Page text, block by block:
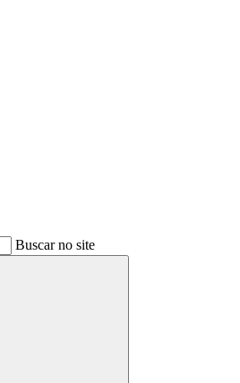
Buscar no site